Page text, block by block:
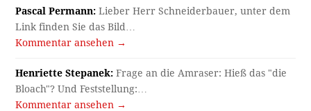
Pascal Permann: Lieber Herr Schneiderbauer, unter dem
Link finden Sie das Bild…
Kommentar ansehen →
Henriette Stepanek: Frage an die Amraser: Hieß das "die
Bloach"? Und Feststellung:…
Kommentar ansehen →